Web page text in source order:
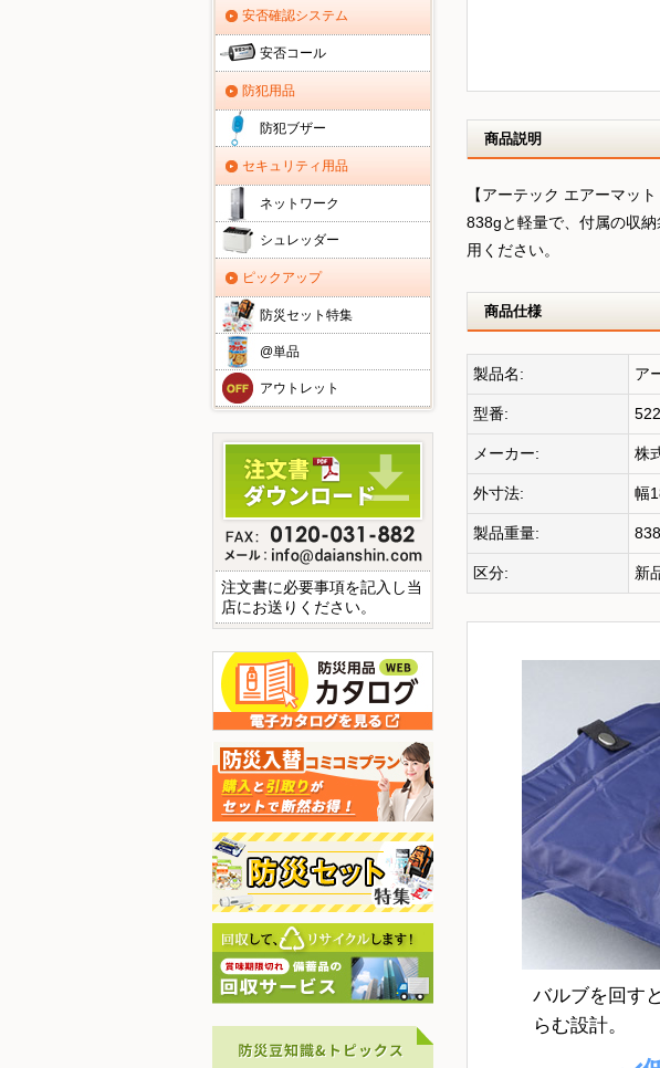
商品説明
【アーテック エアーマッ
838gと軽量で、付属の収
用ください。
商品仕様
製品名: ア
型番:
メーカー: 株
外寸法: 幅
製品重量:
区分: 新
バルブを回す
らむ設計。
安否確認システム
安否コール
防犯用品
防犯ブザー
セキュリティ用品
ネットワーク
シュレッダー
ピックアップ
防災セット特集
@単品
アウトレット
注文書に必要事項を記入し当
店にお送りください。